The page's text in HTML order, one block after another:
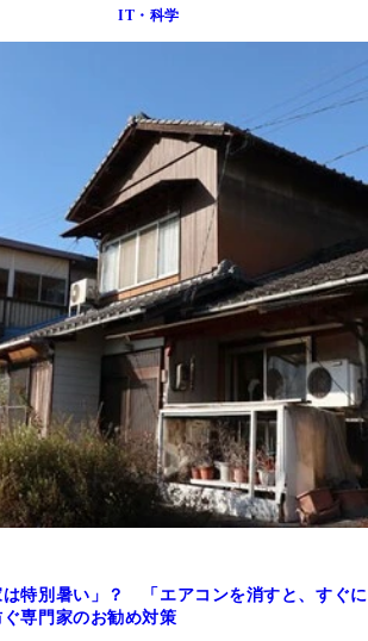
IT・科学
は特別暑い」？ 「エアコンを消すと、すぐに
専門家のお勧め対策